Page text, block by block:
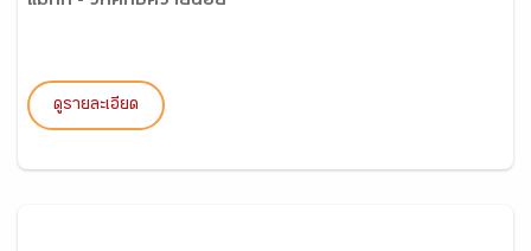
ดูรายละเอียด